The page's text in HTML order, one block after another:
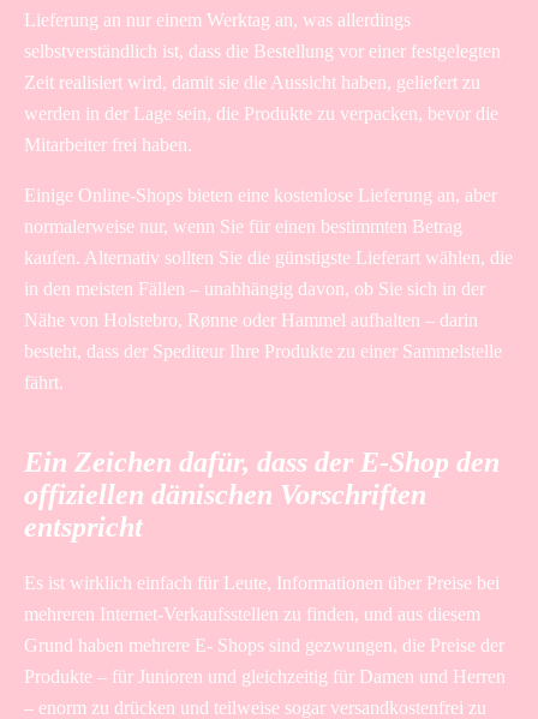
Lieferung an nur einem Werktag an, was allerdings
selbstverständlich ist, dass die Bestellung vor einer festgelegten
Zeit realisiert wird, damit sie die Aussicht haben, geliefert zu
werden in der Lage sein, die Produkte zu verpacken, bevor die
Mitarbeiter frei haben.
Einige Online-Shops bieten eine kostenlose Lieferung an, aber
normalerweise nur, wenn Sie für einen bestimmten Betrag
kaufen. Alternativ sollten Sie die günstigste Lieferart wählen, die
in den meisten Fällen – unabhängig davon, ob Sie sich in der
Nähe von Holstebro, Rønne oder Hammel aufhalten – darin
besteht, dass der Spediteur Ihre Produkte zu einer Sammelstelle
fährt.
Ein Zeichen dafür, dass der E-Shop den
offiziellen dänischen Vorschriften
entspricht
Es ist wirklich einfach für Leute, Informationen über Preise bei
mehreren Internet-Verkaufsstellen zu finden, und aus diesem
Grund haben mehrere E- Shops sind gezwungen, die Preise der
Produkte – für Junioren und gleichzeitig für Damen und Herren
– enorm zu drücken und teilweise sogar versandkostenfrei zu